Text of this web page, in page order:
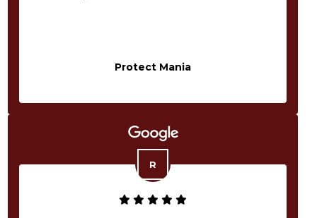
Protect Mania